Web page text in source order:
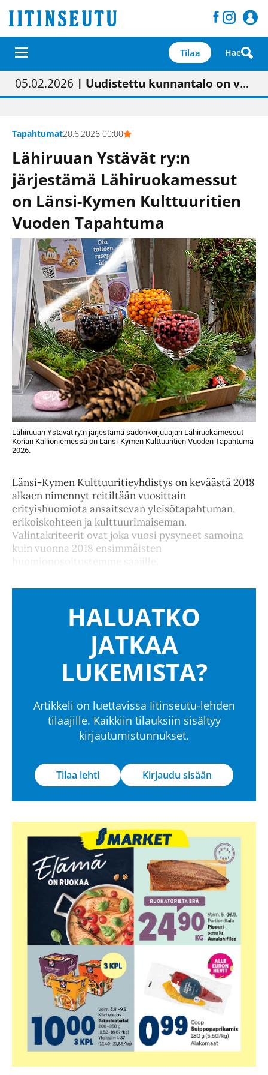
Tilaa Hae
01.02.2026 | Painon vaihtumisen pitäisi näkyä hieman parempana painojäljen laatuna lehdessä
05.02.2026 | Uudistettu kunnantalo on valoisa
23.04.2026 | “Olemme käynnistämässä uudelleen keskustavisiotyön”
09.05.2026| "Maalla on totuttu elämään omavaraisemmin kuin kaupungissa"
Tapahtumat20.6.2026 00:00
Lähiruuan Ystävät ry:n
järjestämä Lähiruokamessut
on Länsi-Kymen Kulttuuritien
Vuoden Tapahtuma
Lähiruuan Ystävät ry:n järjestämä sadonkorjuuajan Lähiruokamessut
Korian Kallioniemessä on Länsi-Kymen Kulttuuritien Vuoden Tapahtuma
2026.
Länsi-Kymen Kulttuuritieyhdistys on keväästä 2018
alkaen nimennyt reitiltään vuosittain
erityishuomiota ansaitsevan yleisötapahtuman,
erikoiskohteen ja kulttuurimaiseman.
Valintakriteerit ovat joka vuosi pysyneet samoina
kuin vuonna 2018 ensimmäisten
huomionosoitustemme saajille.
HALUATKO
JATKAA
LUKEMISTA?
Artikkeli on luettavissa Iitinseutu-lehden
tilaajille. Kaikkiin tilauksiin sisältyy
kirjautumistunnukset.
Tilaa lehti Kirjaudu sisään